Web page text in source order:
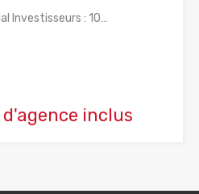
Investisseurs : 10…
inclus